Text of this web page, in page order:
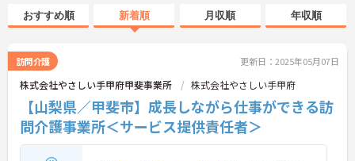
おすすめ順 新着順 月収順 年収順
訪問介護 更新日：2025年05月07日
株式会社やさしい手甲府甲斐事業所 株式会社やさしい手甲府
【山梨県／甲斐市】成長しながら仕事ができる訪
問介護事業所＜サービス提供責任者＞